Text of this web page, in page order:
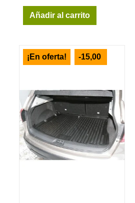
Añadir al carrito
¡En oferta! -15,00